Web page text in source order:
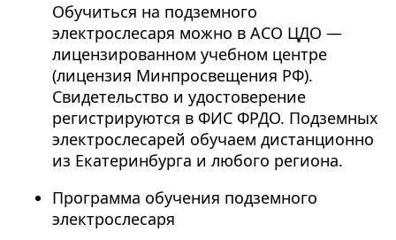
Обучиться на подземного
электрослесаря можно в АСО ЦДО —
лицензированном учебном центре
(лицензия Минпросвещения РФ).
Свидетельство и удостоверение
регистрируются в ФИС ФРДО. Подземных
электрослесарей обучаем дистанционно
из Екатеринбурга и любого региона.
Программа обучения подземного
электрослесаря